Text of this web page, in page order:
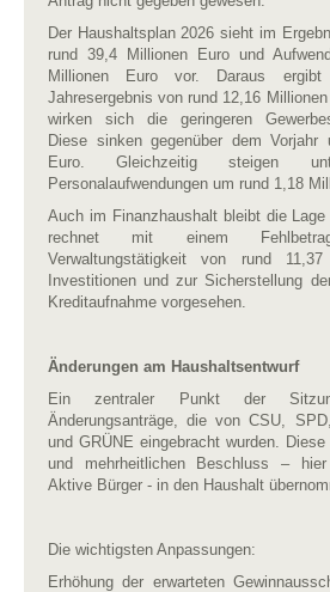
Der Haushaltsplan 2026 sieht im
rund 39,4 Millionen Euro und
Millionen Euro vor. Daraus
Jahresergebnis von rund 12,16
wirken sich die geringeren
Diese sinken gegenüber dem
Euro. Gleichzeitig steigen
Personalaufwendungen um rund 1,18
Auch im Finanzhaushalt bleibt die
rechnet mit einem
Verwaltungstätigkeit von rund
Investitionen und zur Sicherstellung
Kreditaufnahme vorgesehen.
Änderungen am Haushaltsentwurf
Ein zentraler Punkt der
Änderungsanträge, die von CSU,
und GRÜNE eingebracht wurden.
und mehrheitlichen Beschluss –
Aktive Bürger - in den Haushalt
Die wichtigsten Anpassungen:
Erhöhung der erwarteten